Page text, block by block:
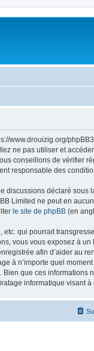
www.drouizig.org/
ne pas utiliser et
conseillons de vérifier
responsable des
discussions déclaré sous
Limited ne peut en
le site de phpBB (en
qui pourrait
vous vous exposez à
afin d’aider au
à n’importe quel
que ces informations
informatique visant à